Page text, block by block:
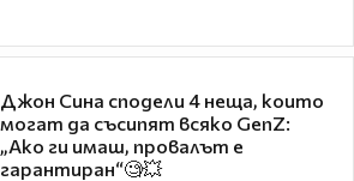
Джон Сина сподели 4 неща, които
могат да съсипят всяко GenZ:
„Ако ги имаш, провалът е
гарантиран“🧐💥